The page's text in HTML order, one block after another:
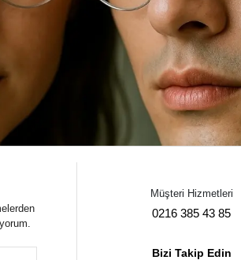
Müşteri Hizmetleri
0216 385 43 85
Bizi Takip Edin